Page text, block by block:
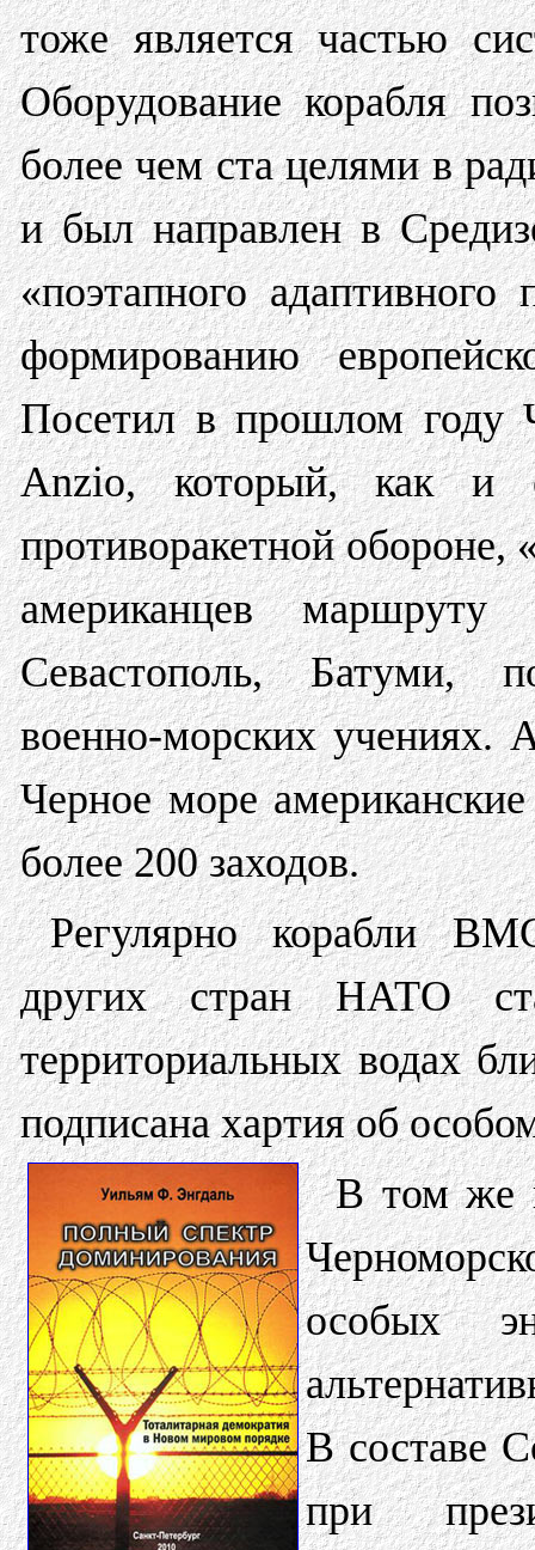
тоже является частью
Оборудование корабля
более чем ста целями в
и был направлен в
«поэтапного
формированию
Посетил в прошлом году
Anzio, который, как и
противоракетной обороне,
американцев
Севастополь, Батуми,
военно-морских учениях.
Черное море
более 200 заходов.
Регулярно корабли
других стран НАТО
территориальных водах
подписана хартия об
В том же
особых
В составе
при